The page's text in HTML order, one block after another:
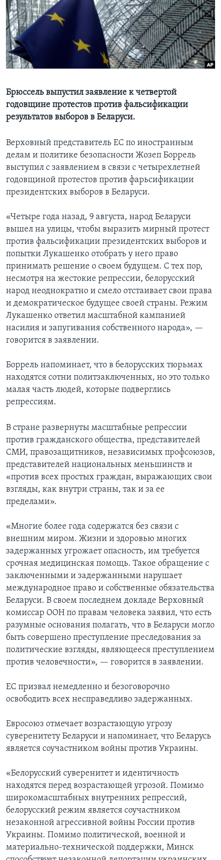
Learning English
СОЦИАЛЬНЫЕ СЕТИ
Языки
Брюссель выпустил заявление к четвертой
годовщине протестов против фальсификации
результатов выборов в Беларуси.
Верховный представитель ЕС по иностранным
делам и политике безопасности Жозеп Боррель
выступил с заявлением в связи с четырехлетней
годовщиной протестов против фарьсификации
президентских выборов в Беларуси.
«Четыре года назад, 9 августа, народ Беларуси
вышел на улицы, чтобы выразить мирный протест
против фальсификации президентских выборов и
попытки Лукашенко отобрать у него право
принимать решение о своем будущем. С тех пор,
несмотря на жестокие репрессии, белорусский
народ неоднократно и смело отстаивает свои права
и демократическое будущее своей страны. Режим
Лукашенко ответил масштабной кампанией
насилия и запугивания собственного народа», —
говорится в заявлении.
Боррель напоминает, что в белорусских тюрьмах
находятся сотни политзаключенных, но это только
малая часть людей, которые подверглись
репрессиям.
В стране развернуты масштабные репрессии
против гражданского общества, представителей
СМИ, правозащитников, независимых профсоюзов,
представителей национальных меньшинств и
«против всех простых граждан, выражающих свои
взгляды, как внутри страны, так и за ее
пределами».
«Многие более года содержатся без связи с
внешним миром. Жизни и здоровью многих
задержанных угрожает опасность, им требуется
срочная медицинская помощь. Такое обращение с
заключенными и задержанными нарушает
международное право и собственные обязательства
Беларуси. В своем последнем докладе Верховный
комиссар ООН по правам человека заявил, что есть
разумные основания полагать, что в Беларуси могло
быть совершено преступление преследования за
политические взгляды, являющееся преступлением
против человечности», — говорится в заявлении.
ЕС призвал немедленно и безоговорочно
освободить всех несправедливо задержанных.
Евросоюз отмечает возрастающую угрозу
суверенитету Беларуси и напоминает, что Беларусь
является соучастником войны против Украины.
«Белорусский суверенитет и идентичность
находятся перед возрастающей угрозой. Помимо
широкомасштабных внутренних репрессий,
белорусский режим является соучастником
незаконной агрессивной войны России против
Украины. Помимо политической, военной и
материально-технической поддержки, Минск